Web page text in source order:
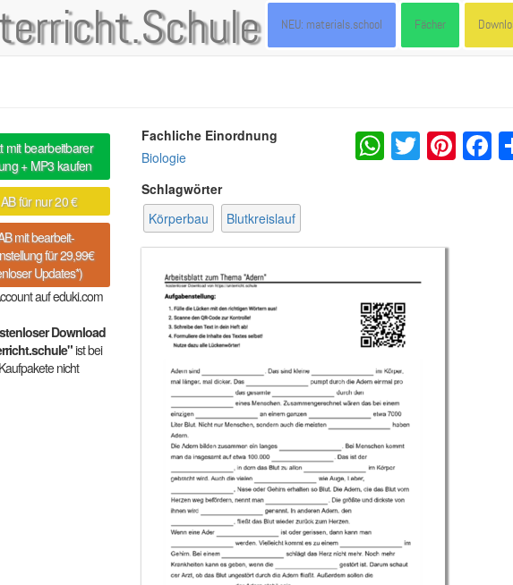
NEU: materials.school Fächer
bearbeitbarer
+ MP3 kaufen
für nur 20 €
mit bearbeit-
für 29,99€
Updates*)
auf eduki.com
Download
ist bei
nicht
Fachliche Einordnung
Biologie
Schlagwörter
Körperbau
Blutkreislauf
Twitter